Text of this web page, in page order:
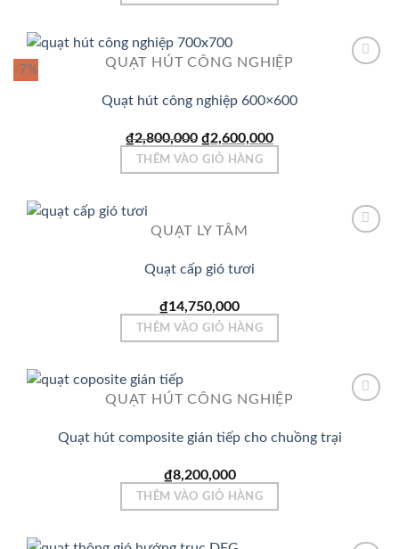
-7% QUẠT HÚT CÔNG NGHIỆP
Quạt hút công nghiệp 600×600
₫2,800,000 Giá
gốc
là:
₫2,600,000Giá
hiện
THÊM VÀO GIỎ HÀNG
QUẠT LY TÂM
Quạt cấp gió tươi
₫14,750,000
THÊM VÀO GIỎ HÀNG
QUẠT HÚT CÔNG NGHIỆP
Quạt hút composite gián tiếp cho chuồng trại
₫8,200,000
THÊM VÀO GIỎ HÀNG